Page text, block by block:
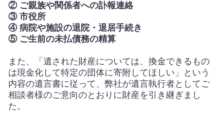
② ご親族や関係者への訃報連絡
③ 市役所
④ 病院や施設の退院・退居手続き
⑤ ご生前の未払債務の精算
また、「遺された財産については、換金できるもの
は現金化して特定の団体に寄附してほしい」という
内容の遺言書に従って、弊社が遺言執行者としてご
相談者様のご意向のとおりに財産を引き継ぎまし
た。